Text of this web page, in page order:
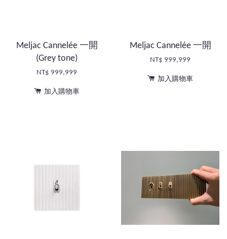
Meljac Cannelée 一開
(Grey tone)
NT$ 999,999
加入購物車
Meljac Cannelée 一開
NT$ 999,999
加入購物車